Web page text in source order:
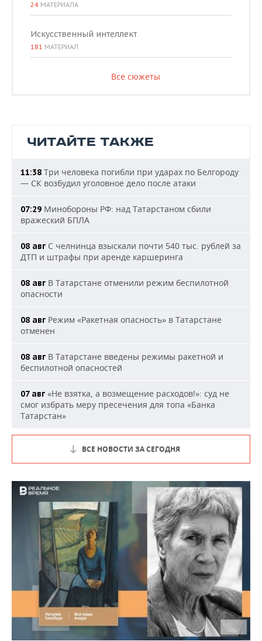
24 МАТЕРИАЛА
Искусственный интеллект
181 МАТЕРИАЛ
Все сюжеты
ЧИТАЙТЕ ТАКЖЕ
11:38 Три человека погибли при ударах по Белгороду
— СК возбудил уголовное дело после атаки
07:29 Минобороны РФ: над Татарстаном сбили
вражеский БПЛА
08 авг С челнинца взыскали почти 540 тыс. рублей за
ДТП и штрафы при аренде каршеринга
08 авг В Татарстане отменили режим беспилотной
опасности
08 авг Режим «Ракетная опасность» в Татарстане
отменен
08 авг В Татарстане введены режимы ракетной и
беспилотной опасностей
07 авг «Не взятка, а возмещение расходов!»: суд не
смог избрать меру пресечения для топа «Банка
Татарстан»
ВСЕ НОВОСТИ ЗА СЕГОДНЯ